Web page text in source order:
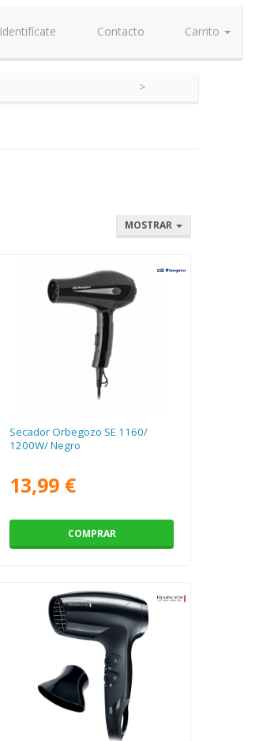
Identifícate Contacto Carrito
MOSTRAR
Secador Orbegozo SE 1160/
1200W/ Negro
13,99 €
COMPRAR